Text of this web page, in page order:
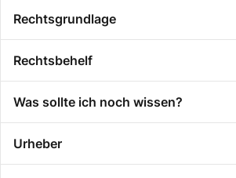
Rechtsgrundlage
Rechtsbehelf
Was sollte ich noch wissen?
Urheber